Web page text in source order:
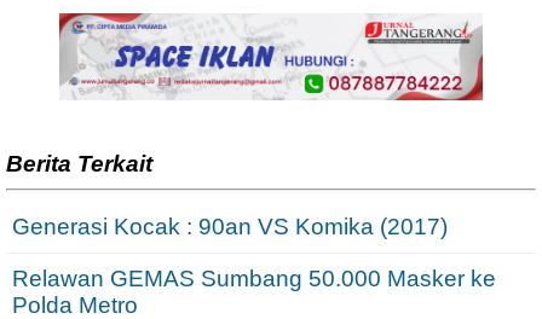
Berita Terkait
Generasi Kocak : 90an VS Komika (2017)
Relawan GEMAS Sumbang 50.000 Masker ke
Polda Metro